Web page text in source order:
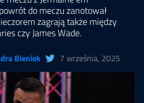
do meczu zanotował
zagrają także między
czy James Wade.
Bieniek 7 września, 2025